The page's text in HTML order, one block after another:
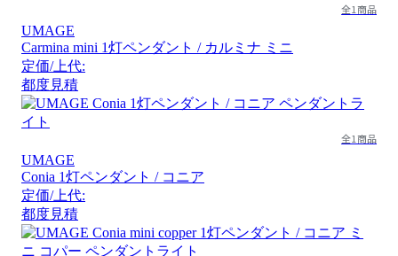
全1商品
UMAGE
Carmina mini 1灯ペンダント / カルミナ ミニ
定価/上代:
都度見積
全1商品
UMAGE
Conia 1灯ペンダント / コニア
定価/上代:
都度見積